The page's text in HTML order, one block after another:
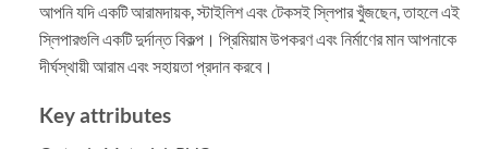
আপনি যদি একটি আরামদায়ক, স্টাইলিশ এবং টেকসই স্লিপার খুঁজছেন, তাহলে এই
স্লিপারগুলি একটি দুর্দান্ত বিকল্প। প্রিমিয়াম উপকরণ এবং নির্মাণের মান আপনাকে
দীর্ঘস্থায়ী আরাম এবং সহায়তা প্রদান করবে।
Key attributes